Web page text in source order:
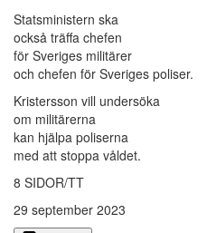
Statsministern ska
också träffa chefen
för Sveriges militärer
och chefen för Sveriges poliser.
Kristersson vill undersöka
om militärerna
kan hjälpa poliserna
med att stoppa våldet.
8 SIDOR/TT
29 september 2023